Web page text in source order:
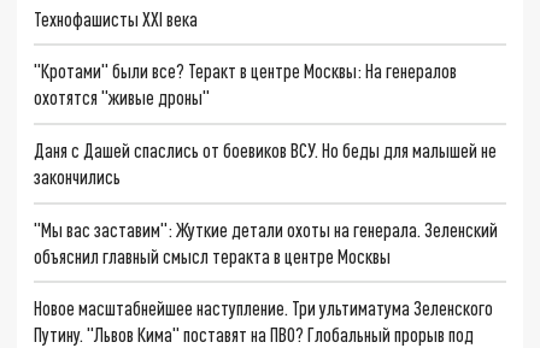
Технофашисты XXI века
"Кротами" были все? Теракт в центре Москвы: На генералов
охотятся "живые дроны"
Даня с Дашей спаслись от боевиков ВСУ. Но беды для малышей не
закончились
"Мы вас заставим": Жуткие детали охоты на генерала. Зеленский
объяснил главный смысл теракта в центре Москвы
Новое масштабнейшее наступление. Три ультиматума Зеленского
Путину. "Львов Кима" поставят на ПВО? Глобальный прорыв под